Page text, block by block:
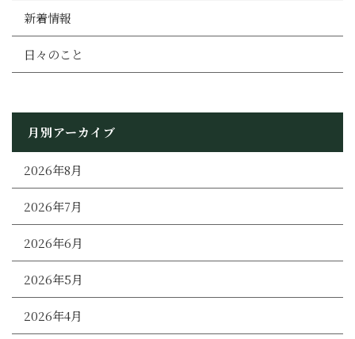
新着情報
日々のこと
月別アーカイブ
2026年8月
2026年7月
2026年6月
2026年5月
2026年4月